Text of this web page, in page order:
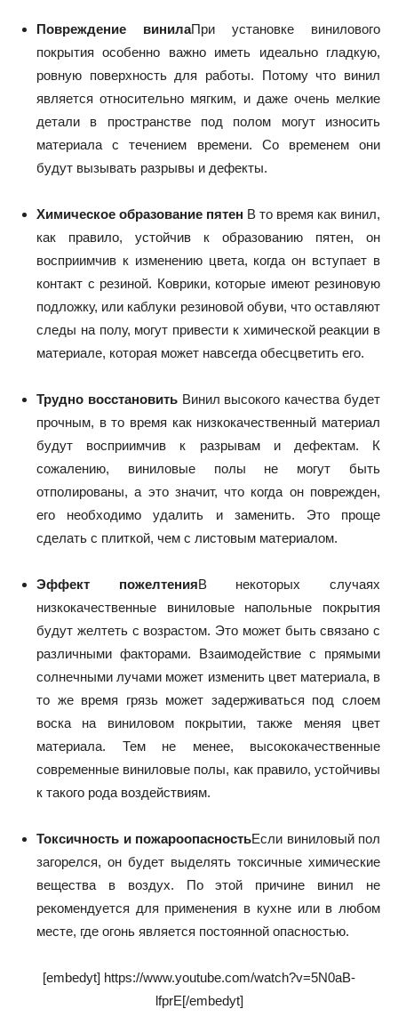
Повреждение винилаПри установке винилового
покрытия особенно важно иметь идеально гладкую,
ровную поверхность для работы. Потому что винил
является относительно мягким, и даже очень мелкие
детали в пространстве под полом могут износить
материала с течением времени. Со временем они
будут вызывать разрывы и дефекты.
Химическое образование пятен В то время как винил,
как правило, устойчив к образованию пятен, он
восприимчив к изменению цвета, когда он вступает в
контакт с резиной. Коврики, которые имеют резиновую
подложку, или каблуки резиновой обуви, что оставляют
следы на полу, могут привести к химической реакции в
материале, которая может навсегда обесцветить его.
Трудно восстановитьВинил высокого качества будет
прочным, в то время как низкокачественный материал
будут восприимчив к разрывам и дефектам. К
сожалению, виниловые полы не могут быть
отполированы, а это значит, что когда он поврежден,
его необходимо удалить и заменить. Это проще
сделать с плиткой, чем с листовым материалом.
Эффект пожелтенияВ некоторых случаях
низкокачественные виниловые напольные покрытия
будут желтеть с возрастом. Это может быть связано с
различными факторами. Взаимодействие с прямыми
солнечными лучами может изменить цвет материала, в
то же время грязь может задерживаться под слоем
воска на виниловом покрытии, также меняя цвет
материала. Тем не менее, высококачественные
современные виниловые полы, как правило, устойчивы
к такого рода воздействиям.
Токсичность и пожароопасностьЕсли виниловый пол
загорелся, он будет выделять токсичные химические
вещества в воздух. По этой причине винил не
рекомендуется для применения в кухне или в любом
месте, где огонь является постоянной опасностью.
[embedyt] https://www.youtube.com/watch?v=5N0aB-
lfprE[/embedyt]